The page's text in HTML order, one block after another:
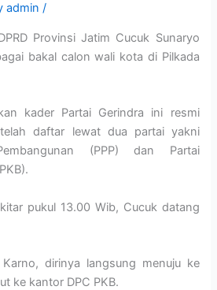
admin/
Provinsi Jatim Cucuk Sunaryo
bakal calon wali kota di Pilkada
kader Partai Gerindra ini resmi
daftar lewat dua partai yakni
(PPP) dan Partai
pukul 13.00 Wib, Cucuk datang
dirinya langsung menuju ke
ke kantor DPC PKB.